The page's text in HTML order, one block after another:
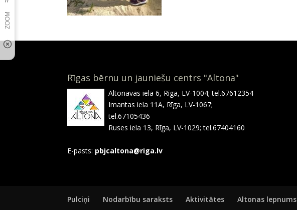
Rīgas bērnu un jauniešu centrs "Altona"
Altonavas iela 6, Rīga, LV-1004; tel.67612354
Imantas iela 11A, Rīga, LV-1067;
tel.67105436
Ruses iela 13, Rīga, LV-1029; tel.67404160
E-pasts: pbjcaltona@riga.lv
Pulciņi Nodarbību saraksts Aktivitātes Altonas lepnums